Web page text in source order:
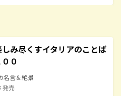
み尽くすイタリアのことば
０
名言＆絶景
発売